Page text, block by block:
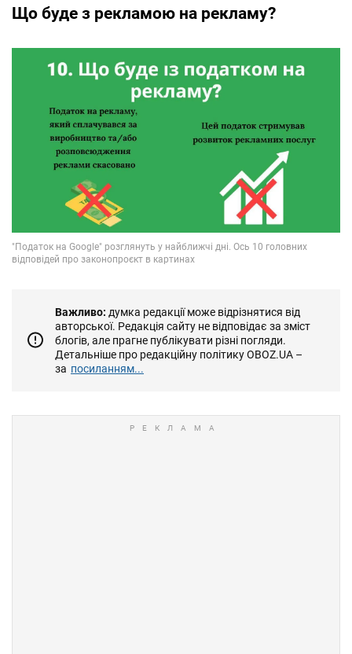
Що буде з рекламою на рекламу?
Важливо: думка редакції може відрізнятися від
авторської. Редакція сайту не відповідає за зміст
блогів, але прагне публікувати різні погляди.
Детальніше про редакційну політику OBOZ.UA –
за посиланням...